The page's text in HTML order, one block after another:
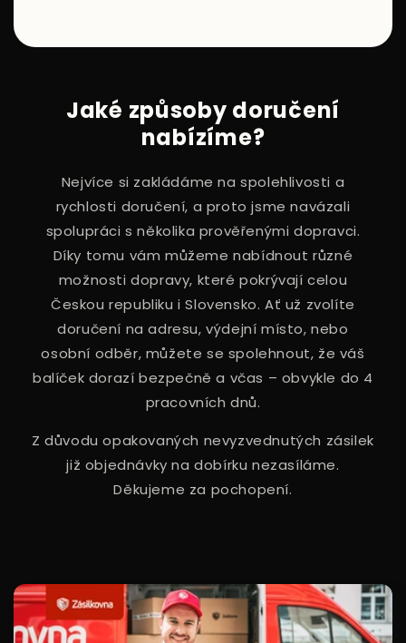
Jaké způsoby doručení
nabízíme?
Nejvíce si zakládáme na spolehlivosti a
rychlosti doručení, a proto jsme navázali
spolupráci s několika prověřenými dopravci.
Díky tomu vám můžeme nabídnout různé
možnosti dopravy, které pokrývají celou
Českou republiku i Slovensko. Ať už zvolíte
doručení na adresu, výdejní místo, nebo
osobní odběr, můžete se spolehnout, že váš
balíček dorazí bezpečně a včas – obvykle do 4
pracovních dnů.
Z důvodu opakovaných nevyzvednutých zásilek
již objednávky na dobírku nezasíláme.
Děkujeme za pochopení.